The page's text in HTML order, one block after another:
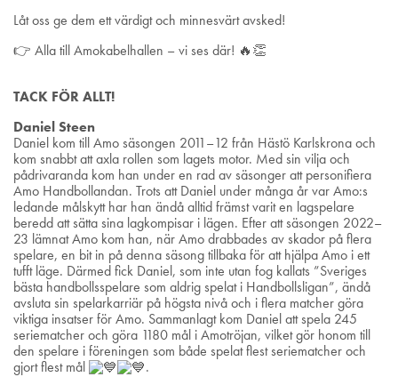
Låt oss ge dem ett värdigt och minnesvärt avsked!
👉 Alla till Amokabelhallen – vi ses där! 🔥👏
TACK FÖR ALLT!
Daniel Steen
Daniel kom till Amo säsongen 2011–12 från Hästö Karlskrona och
kom snabbt att axla rollen som lagets motor. Med sin vilja och
pådrivaranda kom han under en rad av säsonger att personifiera
Amo Handbollandan. Trots att Daniel under många år var Amo:s
ledande målskytt har han ändå alltid främst varit en lagspelare
beredd att sätta sina lagkompisar i lägen. Efter att säsongen 2022–
23 lämnat Amo kom han, när Amo drabbades av skador på flera
spelare, en bit in på denna säsong tillbaka för att hjälpa Amo i ett
tufft läge. Därmed fick Daniel, som inte utan fog kallats ”Sveriges
bästa handbollsspelare som aldrig spelat i Handbollsligan”, ändå
avsluta sin spelarkarriär på högsta nivå och i flera matcher göra
viktiga insatser för Amo. Sammanlagt kom Daniel att spela 245
seriematcher och göra 1180 mål i Amotröjan, vilket gör honom till
den spelare i föreningen som både spelat flest seriematcher och
gjort flest mål
.